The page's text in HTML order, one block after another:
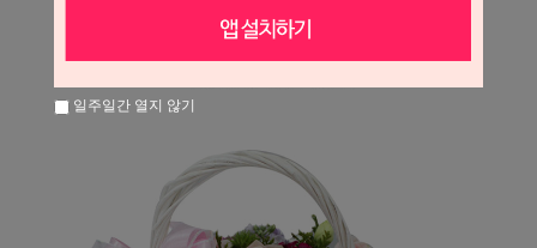
일주일간 열지 않기